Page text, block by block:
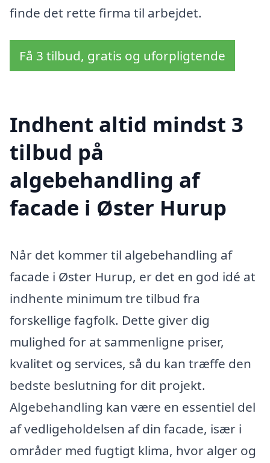
finde det rette firma til arbejdet.
Få 3 tilbud, gratis og uforpligtende
Indhent altid mindst 3
tilbud på
algebehandling af
facade i Øster Hurup
Når det kommer til algebehandling af
facade i Øster Hurup, er det en god idé at
indhente minimum tre tilbud fra
forskellige fagfolk. Dette giver dig
mulighed for at sammenligne priser,
kvalitet og services, så du kan træffe den
bedste beslutning for dit projekt.
Algebehandling kan være en essentiel del
af vedligeholdelsen af din facade, især i
områder med fugtigt klima, hvor alger og